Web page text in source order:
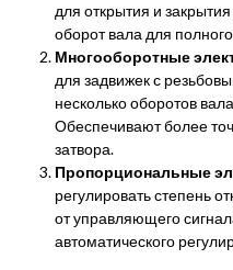
для открытия и
оборот вала для
Многооборотные
для задвижек с
несколько оборотов
Обеспечивают более
затвора.
Пропорциональные
регулировать степень
от управляющего
автоматического